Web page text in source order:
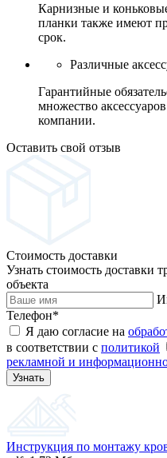
Карнизные и
планки также имеют
срок.
Различные
Гарантийные
множество
компании.
Оставить свой отзыв
Стоимость доставки
Узнать стоимость
объекта
Телефон*
Я даю согласие на
в соответствии с политикой
рекламной и
Инструкция по монтажу